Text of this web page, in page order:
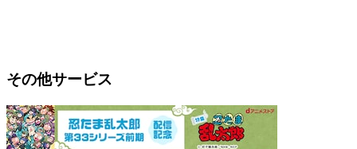
その他サービス